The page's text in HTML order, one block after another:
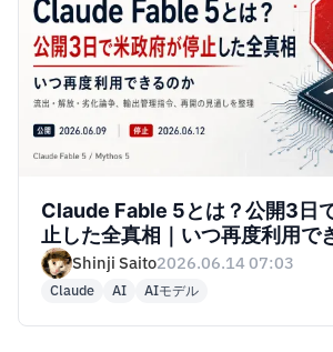
Claude Fable 5とは？公開3日
止した全真相｜いつ再度利用で
Shinji Saito2026.06.14 07:03
Claude AI AIモデル